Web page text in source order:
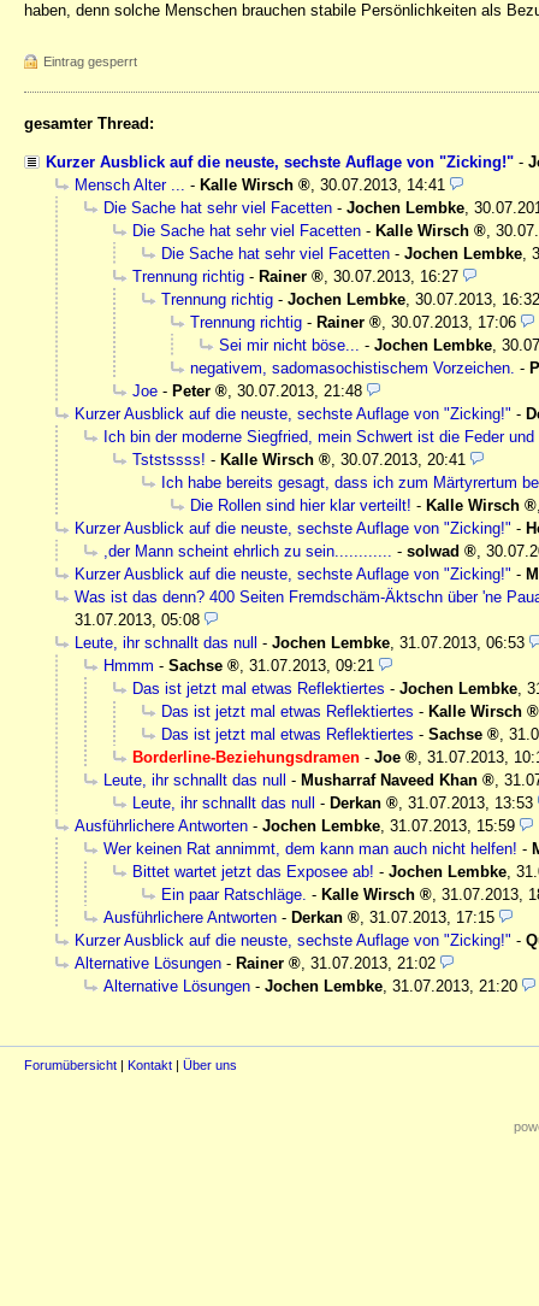
haben, denn solche Menschen brauchen stabile Persönlichkeiten als
Eintrag gesperrt
gesamter Thread:
Kurzer Ausblick auf die neuste, sechste Auflage von "Zicking!" -
Mensch Alter ... - Kalle Wirsch , 30.07.2013, 14:41
Die Sache hat sehr viel Facetten - Jochen Lembke,
Die Sache hat sehr viel Facetten - Kalle Wirsch ,
Die Sache hat sehr viel Facetten - Jochen Lembke,
Trennung richtig - Rainer , 30.07.2013, 16:27
Trennung richtig - Jochen Lembke, 30.07.2013, 16:32
Trennung richtig - Rainer , 30.07.2013, 17:06
Sei mir nicht böse... - Jochen Lembke,
negativem, sadomasochistischem Vorzeichen. -
Joe - Peter , 30.07.2013, 21:48
Kurzer Ausblick auf die neuste, sechste Auflage von "Zicking!" -
Ich bin der moderne Siegfried, mein Schwert ist die Feder
Tststssss! - Kalle Wirsch , 30.07.2013, 20:41
Ich habe bereits gesagt, dass ich zum Märtyrertum
Die Rollen sind hier klar verteilt! - Kalle Wirsch
Kurzer Ausblick auf die neuste, sechste Auflage von "Zicking!" -
,der Mann scheint ehrlich zu sein............ - solwad ,
Kurzer Ausblick auf die neuste, sechste Auflage von "Zicking!" -
Was ist das denn? 400 Seiten Fremdschäm-Äktschn über 'ne
31.07.2013, 05:08
Leute, ihr schnallt das null
- Jochen Lembke, 31.07.2013, 06:53
Hmmm - Sachse , 31.07.2013, 09:21
Das ist jetzt mal etwas Reflektiertes - Jochen Lembke,
Das ist jetzt mal etwas Reflektiertes - Kalle Wirsch
Das ist jetzt mal etwas Reflektiertes - Sachse ,
Borderline-Beziehungsdramen - Joe , 31.07.2013,
Leute, ihr schnallt das null
- Musharraf Naveed Khan ,
Leute, ihr schnallt das null
- Derkan , 31.07.2013, 13:53
Ausführlichere Antworten - Jochen Lembke, 31.07.2013, 15:59
Wer keinen Rat annimmt, dem kann man auch nicht helfen! -
Bittet wartet jetzt das Exposee ab! - Jochen Lembke,
Ein paar Ratschläge. - Kalle Wirsch , 31.07.2013,
Ausführlichere Antworten - Derkan , 31.07.2013, 17:15
Kurzer Ausblick auf die neuste, sechste Auflage von "Zicking!" -
Alternative Lösungen - Rainer , 31.07.2013, 21:02
Alternative Lösungen - Jochen Lembke, 31.07.2013, 21:20
Forumübersicht | Kontakt | Über uns